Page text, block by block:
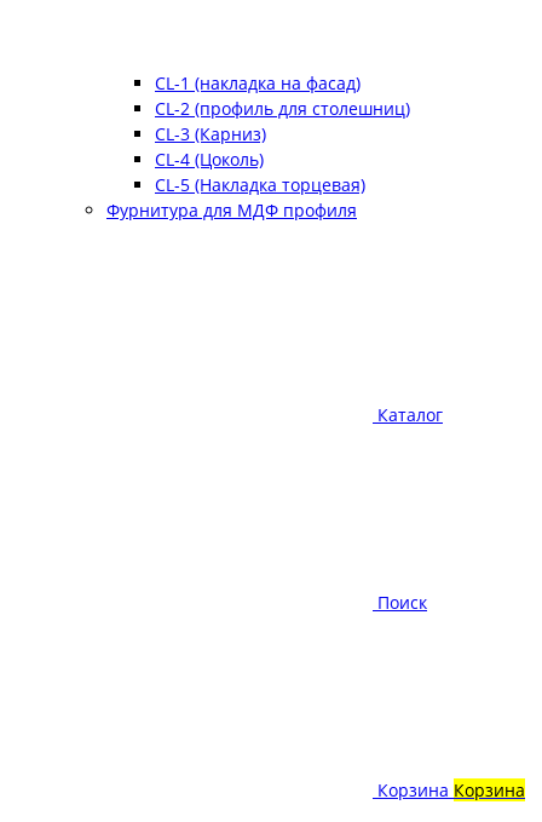
CL-1 (накладка на фасад)
CL-2 (профиль для столешниц)
CL-3 (Карниз)
CL-4 (Цоколь)
CL-5 (Накладка торцевая)
Фурнитура для МДФ профиля
Каталог
Поиск
Корзина Корзина